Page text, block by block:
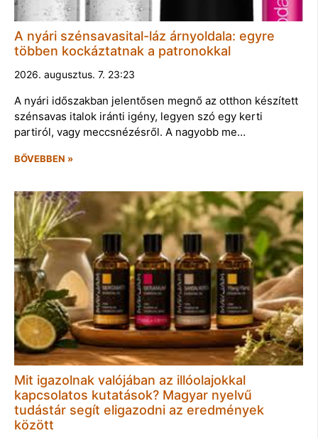
A nyári szénsavasital-láz árnyoldala: egyre
többen kockáztatnak a patronokkal
2026. augusztus. 7. 23:23
A nyári időszakban jelentősen megnő az otthon készített
szénsavas italok iránti igény, legyen szó egy kerti
partiról, vagy meccsnézésről. A nagyobb me…
BŐVEBBEN »
Mit igazolnak valójában az illóolajokkal
kapcsolatos kutatások? Magyar nyelvű
tudástár segít eligazodni az eredmények
között